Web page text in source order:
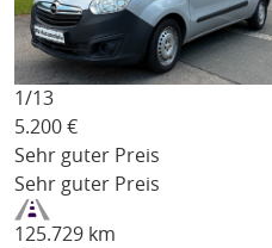
1/13
5.200 €
Sehr guter Preis
Sehr guter Preis
125.729 km